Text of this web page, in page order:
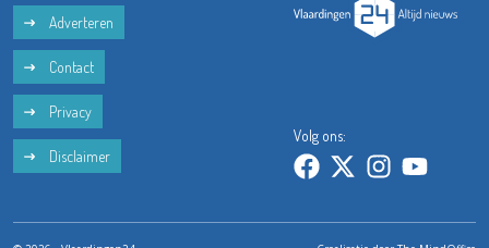
Adverteren
Contact
Privacy
Disclaimer
Volg ons: